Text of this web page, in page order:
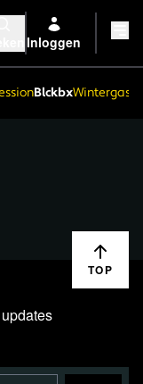
Inloggen
Blckbx
TOP